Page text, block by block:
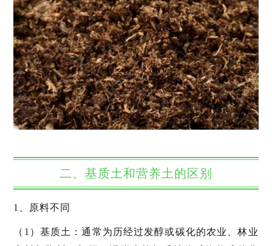
二、基质土和营养土的区别
1、原料不同
（1）基质土：通常为历经过发醇或碳化的农业、林业